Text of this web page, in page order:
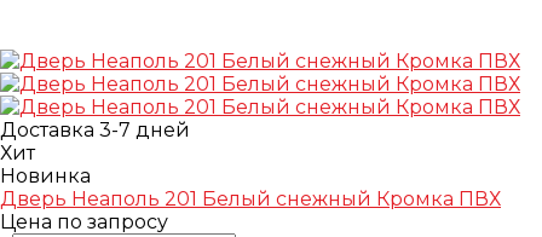
Доставка 3-7 дней
Хит
Новинка
Дверь Неаполь 201 Белый снежный Кромка ПВХ
Цена по запросу